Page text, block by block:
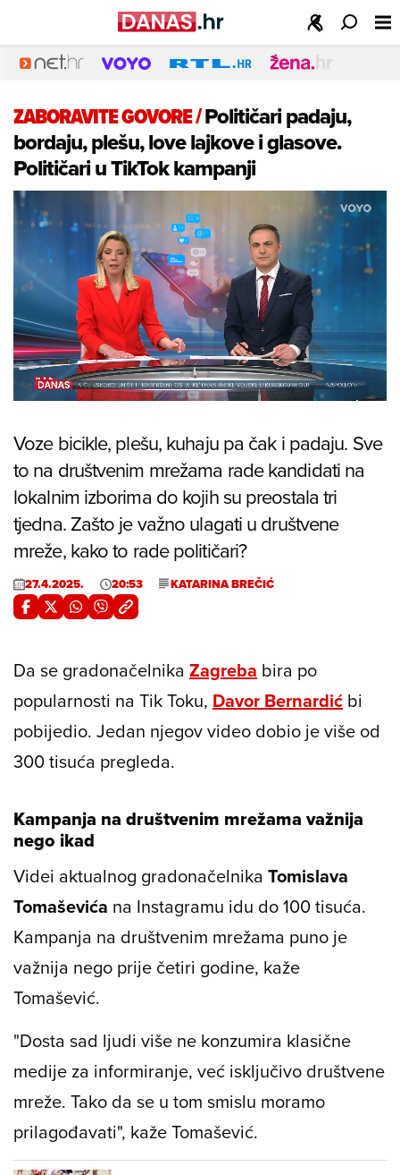
ZABORAVITE GOVORE/Političari padaju,
bordaju, plešu, love lajkove i glasove.
Političari u TikTok kampanji
Unmute /
Loaded:
18.78%
Voze bicikle, plešu, kuhaju pa čak i padaju. Sve
to na društvenim mrežama rade kandidati na
lokalnim izborima do kojih su preostala tri
tjedna. Zašto je važno ulagati u društvene
mreže, kako to rade političari?
27.4.2025. 20:53 KATARINA BREČIĆ
Da se gradonačelnika Zagreba bira po
popularnosti na Tik Toku, Davor Bernardić bi
pobijedio. Jedan njegov video dobio je više od
300 tisuća pregleda.
Kampanja na društvenim mrežama važnija
nego ikad
Videi aktualnog gradonačelnika Tomislava
Tomaševića na Instagramu idu do 100 tisuća.
Kampanja na društvenim mrežama puno je
važnija nego prije četiri godine, kaže
Tomašević.
"Dosta sad ljudi više ne konzumira klasične
medije za informiranje, već isključivo društvene
mreže. Tako da se u tom smislu moramo
prilagođavati", kaže Tomašević.